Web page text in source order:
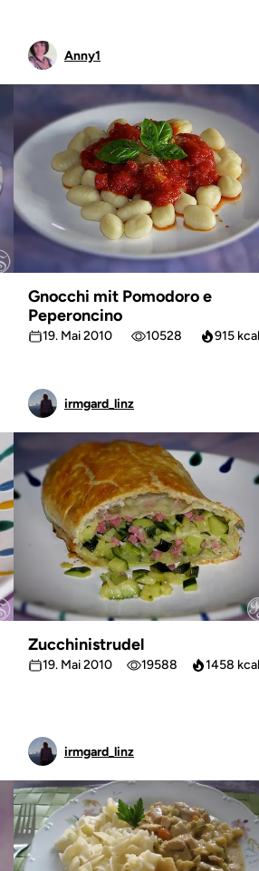
Anny1
Gnocchi mit Pomodoro e
Peperoncino
19. Mai 2010 10528 915 kcal
irmgard_linz
Zucchinistrudel
19. Mai 2010 19588 1458 kcal
irmgard_linz